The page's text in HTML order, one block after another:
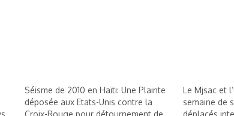
Séisme de 2010 en Haïti: Une Plainte
déposée aux Etats-Unis contre la
Croix-Rouge pour détournement de
Le Mjsac et
semaine de
déplacés